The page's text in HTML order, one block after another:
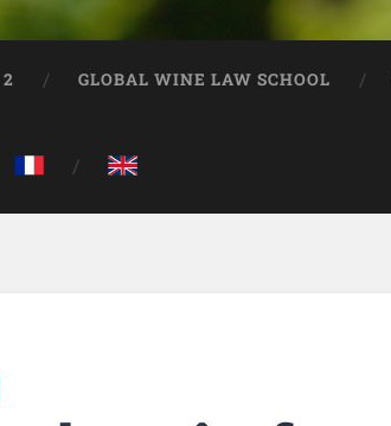
GLOBAL WINE LAW SCHOOL